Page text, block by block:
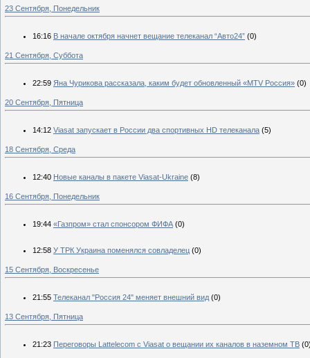
23 Сентября, Понедельник
16:16 В начале октября начнет вещание телеканал “Авто24” (0)
21 Сентября, Суббота
22:59 Яна Чурикова рассказала, каким будет обновленный «MTV Россия» (0)
20 Сентября, Пятница
14:12 Viasat запускает в России два спортивных HD телеканала (5)
18 Сентября, Среда
12:40 Новые каналы в пакете Viasat-Ukraine (8)
16 Сентября, Понедельник
19:44 «Газпром» стал спонсором ФИФА (0)
12:58 У ТРК Украина поменялся совладелец (0)
15 Сентября, Воскресенье
21:55 Телеканал "Россия 24" меняет внешний вид (0)
13 Сентября, Пятница
21:23 Переговоры Lattelecom с Viasat о вещании их каналов в наземном ТВ